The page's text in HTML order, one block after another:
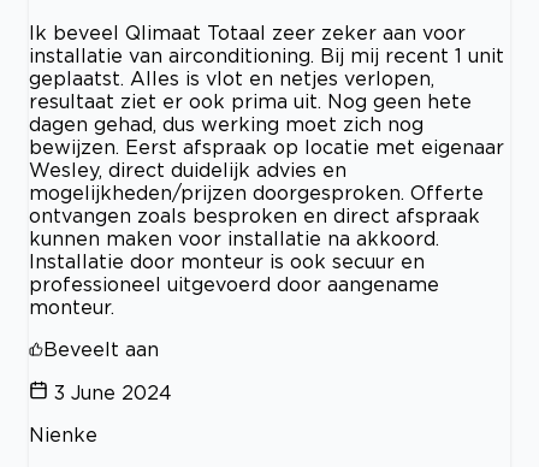
Ik beveel Qlimaat Totaal zeer zeker aan voor
installatie van airconditioning. Bij mij recent 1 unit
geplaatst. Alles is vlot en netjes verlopen,
resultaat ziet er ook prima uit. Nog geen hete
dagen gehad, dus werking moet zich nog
bewijzen. Eerst afspraak op locatie met eigenaar
Wesley, direct duidelijk advies en
mogelijkheden/prijzen doorgesproken. Offerte
ontvangen zoals besproken en direct afspraak
kunnen maken voor installatie na akkoord.
Installatie door monteur is ook secuur en
professioneel uitgevoerd door aangename
monteur.
Beveelt aan
3 June 2024
Nienke